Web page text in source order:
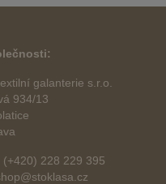
galanterie s.r.o.
934/13
(+420) 228 229 395